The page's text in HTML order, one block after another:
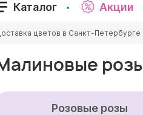
Каталог Акции
цветов в Санкт-Петербурге
Розовые розы